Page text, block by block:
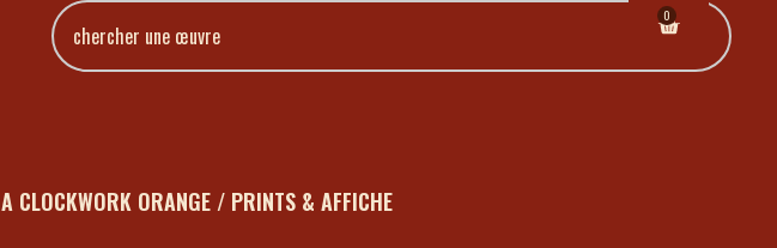
0
A CLOCKWORK ORANGE / PRINTS & AFFICHE